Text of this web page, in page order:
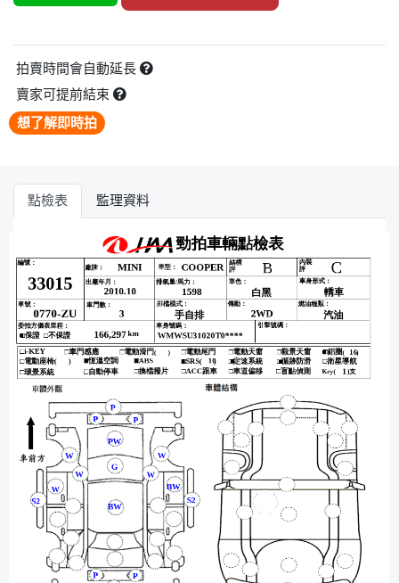
拍賣時間會自動延長
賣家可提前結束
想了解即時拍
點檢表 監理資料